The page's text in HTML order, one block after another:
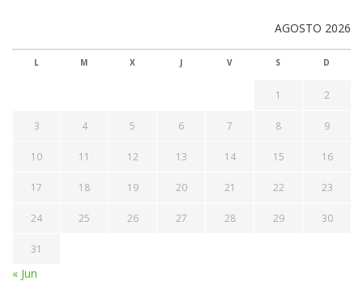
AGOSTO 2026
L M X J V S D
1 2
3 4 5 6 7 8 9
10 11 12 13 14 15 16
17 18 19 20 21 22 23
24 25 26 27 28 29 30
31
« Jun